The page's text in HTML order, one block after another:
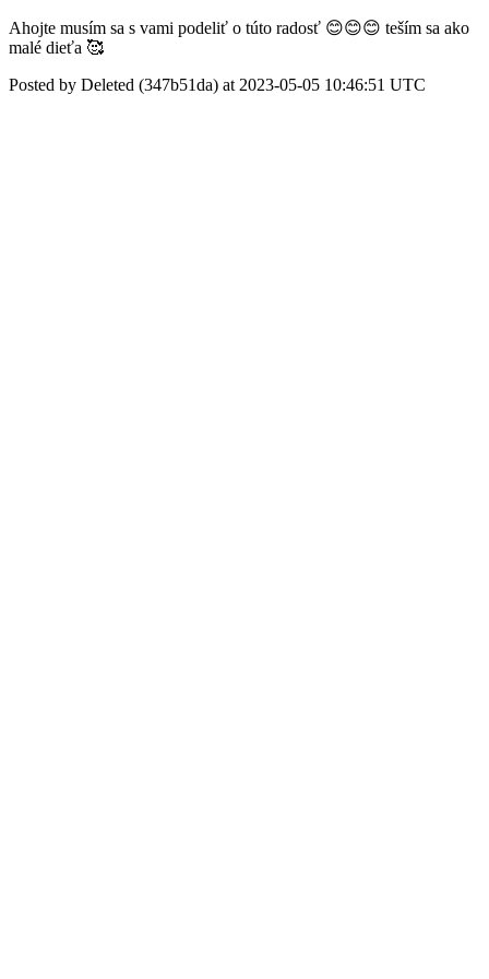
Ahojte musím sa s vami podeliť o túto radosť 😊😊😊 teším sa ako
malé dieťa 🥰
Posted by Deleted (347b51da) at 2023-05-05 10:46:51 UTC